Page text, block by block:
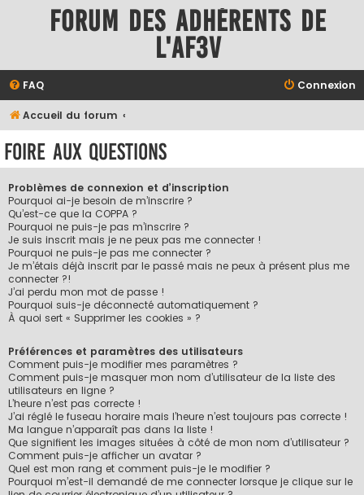
Forum des adhérents de
l'AF3V
FAQ Connexion
Accueil du forum
Foire aux questions
Problèmes de connexion et d’inscription
Pourquoi ai-je besoin de m’inscrire ?
Qu’est-ce que la COPPA ?
Pourquoi ne puis-je pas m’inscrire ?
Je suis inscrit mais je ne peux pas me connecter !
Pourquoi ne puis-je pas me connecter ?
Je m’étais déjà inscrit par le passé mais ne peux à présent plus me
connecter ?!
J’ai perdu mon mot de passe !
Pourquoi suis-je déconnecté automatiquement ?
À quoi sert « Supprimer les cookies » ?
Préférences et paramètres des utilisateurs
Comment puis-je modifier mes paramètres ?
Comment puis-je masquer mon nom d’utilisateur de la liste des
utilisateurs en ligne ?
L’heure n’est pas correcte !
J’ai réglé le fuseau horaire mais l’heure n’est toujours pas correcte !
Ma langue n’apparaît pas dans la liste !
Que signifient les images situées à côté de mon nom d’utilisateur ?
Comment puis-je afficher un avatar ?
Quel est mon rang et comment puis-je le modifier ?
Pourquoi m’est-il demandé de me connecter lorsque je clique sur le